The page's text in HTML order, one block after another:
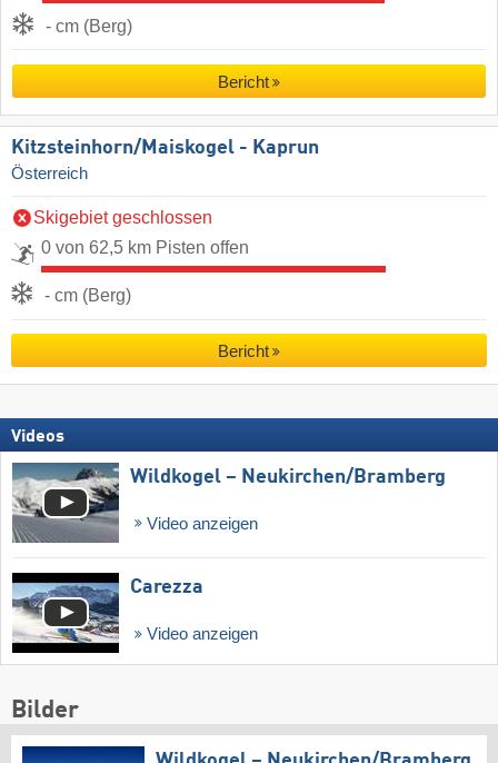
- cm (Berg)
Bericht
Kitzsteinhorn/​Maiskogel - Kaprun
Österreich
Skigebiet geschlossen
0 von 62,5 km Pisten offen
- cm (Berg)
Bericht
Videos
Wildkogel – Neukirchen/​Bramberg
Video anzeigen
Carezza
Video anzeigen
Bilder